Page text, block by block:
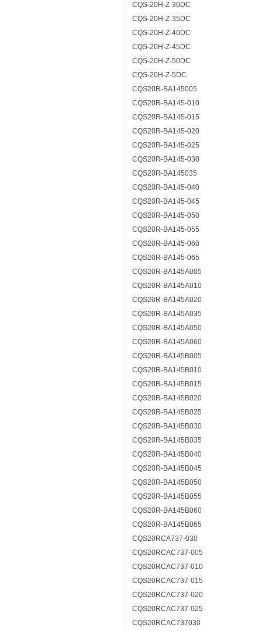
CQS-20H-Z-30DC
CQS-20H-Z-35DC
CQS-20H-Z-40DC
CQS-20H-Z-45DC
CQS-20H-Z-50DC
CQS-20H-Z-5DC
CQS20R-BA145005
CQS20R-BA145-010
CQS20R-BA145-015
CQS20R-BA145-020
CQS20R-BA145-025
CQS20R-BA145-030
CQS20R-BA145035
CQS20R-BA145-040
CQS20R-BA145-045
CQS20R-BA145-050
CQS20R-BA145-055
CQS20R-BA145-060
CQS20R-BA145-065
CQS20R-BA145A005
CQS20R-BA145A010
CQS20R-BA145A020
CQS20R-BA145A035
CQS20R-BA145A050
CQS20R-BA145A060
CQS20R-BA145B005
CQS20R-BA145B010
CQS20R-BA145B015
CQS20R-BA145B020
CQS20R-BA145B025
CQS20R-BA145B030
CQS20R-BA145B035
CQS20R-BA145B040
CQS20R-BA145B045
CQS20R-BA145B050
CQS20R-BA145B055
CQS20R-BA145B060
CQS20R-BA145B065
CQS20RCA737-030
CQS20RCAC737-005
CQS20RCAC737-010
CQS20RCAC737-015
CQS20RCAC737-020
CQS20RCAC737-025
CQS20RCAC737030